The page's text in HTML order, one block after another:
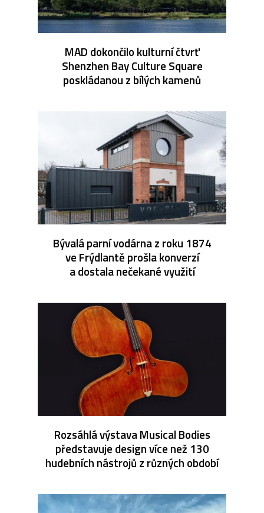
MAD dokončilo kulturní čtvrť
Shenzhen Bay Culture Square
poskládanou z bílých kamenů
Bývalá parní vodárna z roku 1874
ve Frýdlantě prošla konverzí
a dostala nečekané využití
Rozsáhlá výstava Musical Bodies
představuje design více než 130
hudebních nástrojů z různých období